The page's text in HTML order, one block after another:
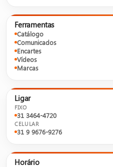
Ferramentas
Catálogo
Comunicados
Encartes
Vídeos
Marcas
Ligar
FIXO
31 3464-4720
CELULAR
31 9 9676-9276
Horário